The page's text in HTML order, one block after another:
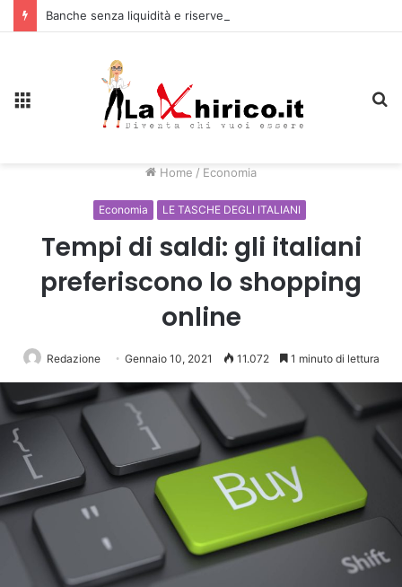
Home / Economia
Economia LE TASCHE DEGLI ITALIANI
Tempi di saldi: gli italiani
preferiscono lo shopping
online
Redazione Gennaio 10, 2021 11.072 1 minuto di lettura